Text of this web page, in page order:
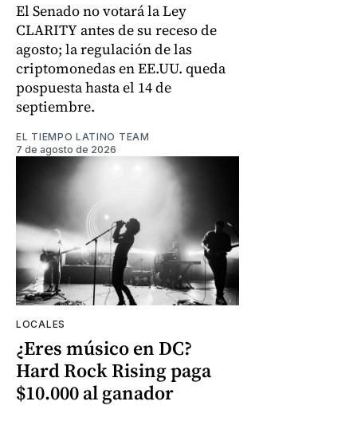
El Senado no votará la Ley
CLARITY antes de su receso de
agosto; la regulación de las
criptomonedas en EE.UU. queda
pospuesta hasta el 14 de
septiembre.
EL TIEMPO LATINO TEAM
7 de agosto de 2026
LOCALES
¿Eres músico en DC?
Hard Rock Rising paga
$10.000 al ganador